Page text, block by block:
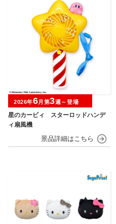
星のカービィ スターロッドハンデ
ィ扇風機
2026年6月第3週～登場